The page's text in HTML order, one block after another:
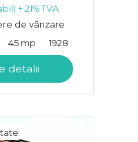
+ 21% TVA
de vânzare
45 mp 1928
detalii